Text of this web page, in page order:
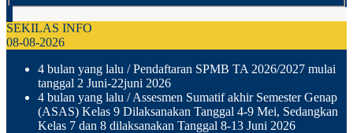
SEKILAS INFO
08-08-2026
4 bulan yang lalu / Pendaftaran SPMB TA 2026/2027 mulai
tanggal 2 Juni-22juni 2026
4 bulan yang lalu / Assesmen Sumatif akhir Semester Genap
(ASAS) Kelas 9 Dilaksanakan Tanggal 4-9 Mei, Sedangkan
Kelas 7 dan 8 dilaksanakan Tanggal 8-13 Juni 2026